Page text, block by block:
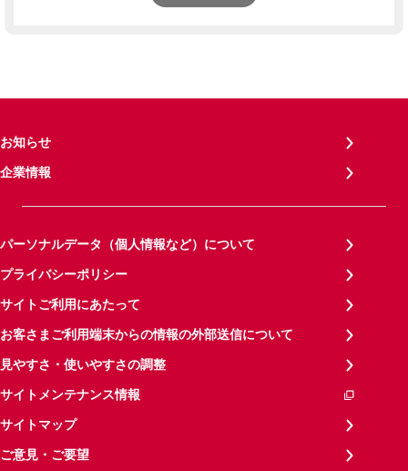
お知らせ
企業情報
パーソナルデータ（個人情報など）について
プライバシーポリシー
サイトご利用にあたって
お客さまご利用端末からの情報の外部送信について
見やすさ・使いやすさの調整
サイトメンテナンス情報
サイトマップ
ご意見・ご要望